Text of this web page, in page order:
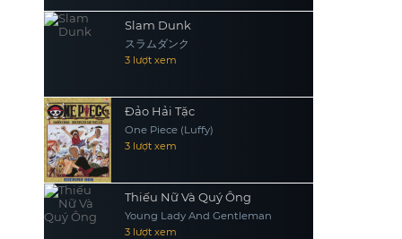
Slam Dunk
スラムダンク
3 lượt xem
Đảo Hải Tặc
One Piece (Luffy)
3 lượt xem
Thiếu Nữ Và Quý Ông
Young Lady And Gentleman
3 lượt xem